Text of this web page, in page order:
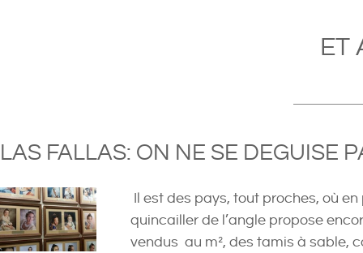
ET
LAS FALLAS: ON NE SE DEGUISE
Il est des pays, tout proches, où
quincailler de l’angle propose
vendus au m², des tamis à sable,